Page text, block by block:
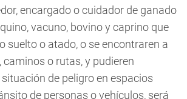
encargado o cuidador de ganado
vacuno, bovino y caprino que
suelto o atado, o se encontraren a
caminos o rutas, y pudieren
de peligro en espacios
de personas o vehículos, será